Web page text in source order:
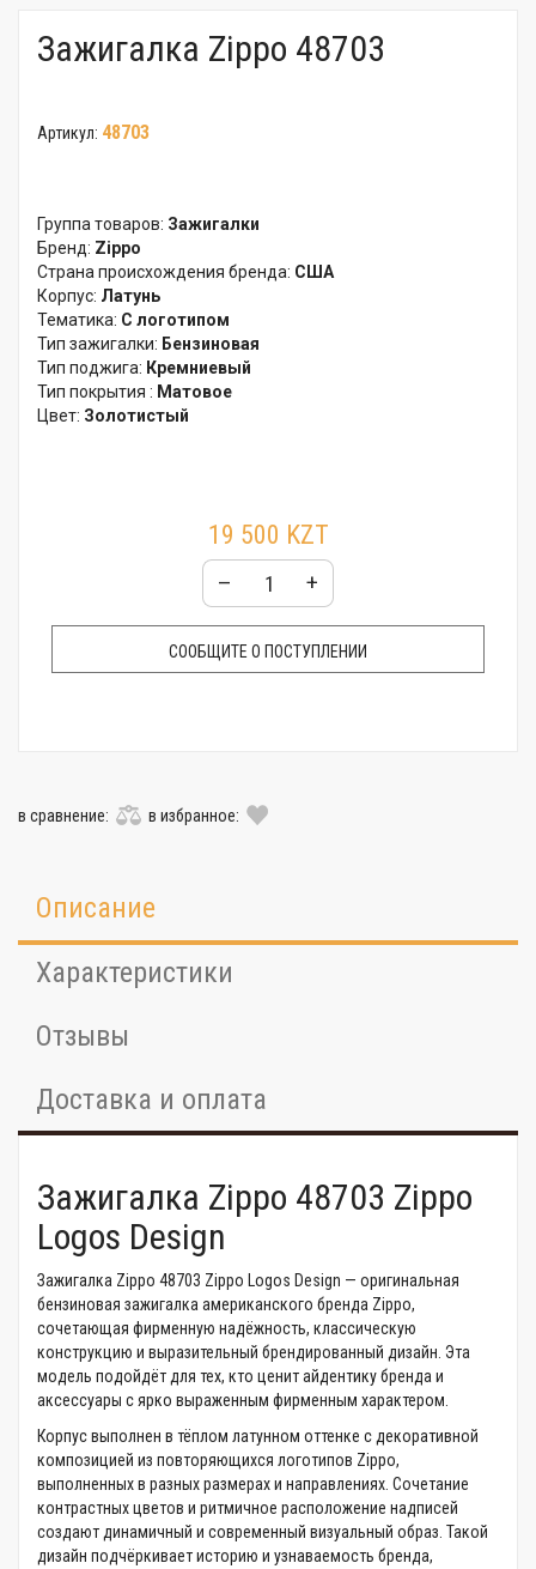
Зажигалка Zippo 48703
Артикул: 48703
Группа товаров: Зажигалки
Бренд: Zippo
Страна происхождения бренда: США
Корпус: Латунь
Тематика: С логотипом
Тип зажигалки: Бензиновая
Тип поджига: Кремниевый
Тип покрытия : Матовое
Цвет: Золотистый
19 500 KZT
– +
СООБЩИТЕ О ПОСТУПЛЕНИИ
в сравнение: в избранное:
Описание
Характеристики
Отзывы
Доставка и оплата
Зажигалка Zippo 48703 Zippo
Logos Design
Зажигалка Zippo 48703 Zippo Logos Design — оригинальная
бензиновая зажигалка американского бренда Zippo,
сочетающая фирменную надёжность, классическую
конструкцию и выразительный брендированный дизайн. Эта
модель подойдёт для тех, кто ценит айдентику бренда и
аксессуары с ярко выраженным фирменным характером.
Корпус выполнен в тёплом латунном оттенке с декоративной
композицией из повторяющихся логотипов Zippo,
выполненных в разных размерах и направлениях. Сочетание
контрастных цветов и ритмичное расположение надписей
создают динамичный и современный визуальный образ. Такой
дизайн подчёркивает историю и узнаваемость бренда,